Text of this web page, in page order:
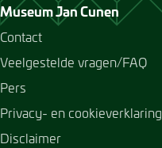
Museum Jan Cunen
Contact
Veelgestelde vragen/FAQ
Pers
Privacy- en cookieverklaring
Disclaimer